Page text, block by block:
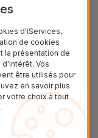
le modèle le
coques en
ont une
avec une
au
d'iServices,
de cookies
la présentation de
Vos
être utilisés pour
en savoir plus
votre choix à tout
.